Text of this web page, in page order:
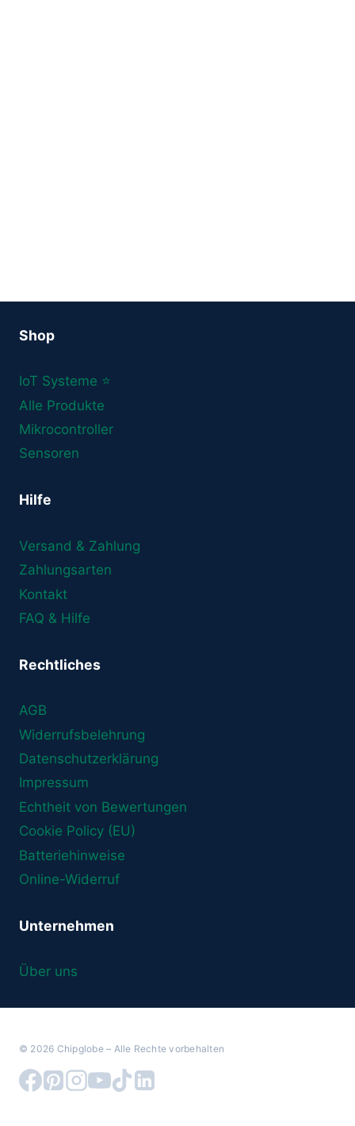
Shop
IoT Systeme ⭐
Alle Produkte
Mikrocontroller
Sensoren
Hilfe
Versand & Zahlung
Zahlungsarten
Kontakt
FAQ & Hilfe
Rechtliches
AGB
Widerrufsbelehrung
Datenschutzerklärung
Impressum
Echtheit von Bewertungen
Cookie Policy (EU)
Batteriehinweise
Online-Widerruf
Unternehmen
Über uns
© 2026 Chipglobe – Alle Rechte vorbehalten